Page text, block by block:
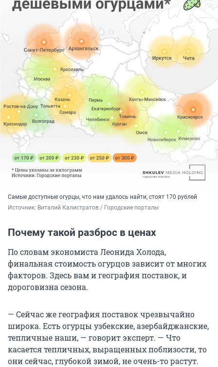
Самые доступные огурцы, что нам удалось найти, стоят 170 рублей
Источник: Виталий Калистратов / Городские порталы
Почему такой разброс в ценах
По словам экономиста Леонида Холода,
финальная стоимость огурцов зависит от многих
факторов. Здесь вам и география поставок, и
дороговизна сезона.
— Сейчас же география поставок чрезвычайно
широка. Есть огурцы узбекские, азербайджанские,
тепличные наши, — говорит эксперт. — Что
касается тепличных, выращенных поблизости, то
они сейчас, глубокой зимой, не очень-то растут.